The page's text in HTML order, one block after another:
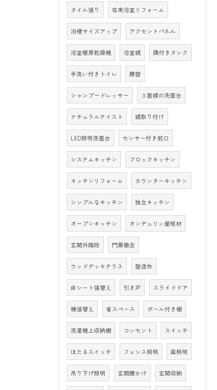
タイル張り 在来浴室リフォーム
浴槽サイズアップ アクセントパネル
浴室暖房乾燥機 浴室鏡 隅付きタンク
手洗い付きトイレ 腰壁
シャンプードレッサー ３面鏡の洗面台
ナチュラルテイスト 鏡取り付け
LED照明洗面台 センサー付き蛇口
システムキッチン ブロックキッチン
キッチンリフォーム カウンターキッチン
シンプルなキッチン 独立キッチン
オープンキッチン オンデュリン屋根材
玄関外階段 門扉撤去
ウッドデッキテラス 壁造作
床シート張替え 引き戸 スライドドア
襖張替え 省スペース ポール付き棚
洗濯機上収納棚 コンセント スイッチ
ほたるスイッチ フェンス照明 庭照明
吊り下げ照明 玄関腰かけ 玄関収納